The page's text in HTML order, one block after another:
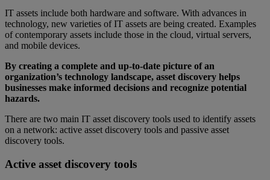
IT assets include both hardware and software. With advances in
technology, new varieties of IT assets are being created. Examples
of contemporary assets include those in the cloud, virtual servers,
and mobile devices.
By creating a complete and up-to-date picture of an
organization’s technology landscape, asset discovery helps
businesses make informed decisions and recognize potential
hazards.
There are two main IT asset discovery tools used to identify assets
on a network: active asset discovery tools and passive asset
discovery tools.
Active asset discovery tools